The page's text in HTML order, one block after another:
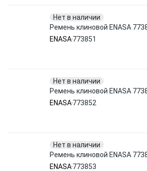
Нет в наличии
Ремень клиновой ENASA
ENASA773851
Нет в наличии
Ремень клиновой ENASA
ENASA773852
Нет в наличии
Ремень клиновой ENASA
ENASA773853